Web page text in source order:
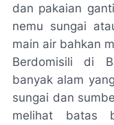
dan pakaian
nemu sungai
main air bahkan
Berdomisili di
banyak alam
sungai dan
melihat batas